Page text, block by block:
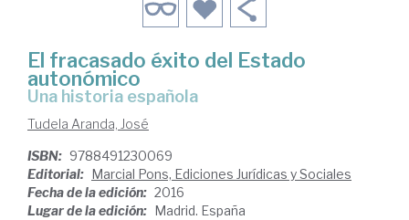
El fracasado éxito del Estado
autonómico
Una historia española
Tudela Aranda, José
ISBN: 9788491230069
Editorial: Marcial Pons, Ediciones Jurídicas y Sociales
Fecha de la edición: 2016
Lugar de la edición: Madrid. España